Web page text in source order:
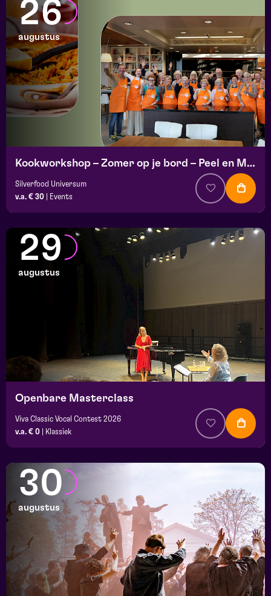
26
augustus
Kookworkshop – Zomer op je bord – Peel en Maas
Silverfood Universum
v.a. € 30
Events
29
augustus
Openbare Masterclass
Viva Classic Vocal Contest 2026
v.a. € 0
Klassiek
30
augustus